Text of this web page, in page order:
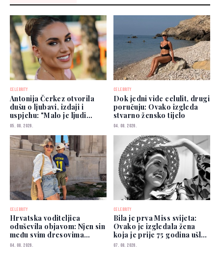
CELEBRITY
Antonija Čerkez otvorila
dušu o ljubavi, izdaji i
uspjehu: "Malo je ljudi
kojima možete vjerovati"
05. 08. 2026.
CELEBRITY
Dok jedni vide celulit, drugi
poručuju: Ovako izgleda
stvarno žensko tijelo
04. 08. 2026.
CELEBRITY
Hrvatska voditeljica
oduševila objavom: Njen sin
među svim dresovima
izabrao Zmajeve
04. 08. 2026.
CELEBRITY
Bila je prva Miss svijeta:
Ovako je izgledala žena
koja je prije 75 godina ušla
u historiju
07. 08. 2026.